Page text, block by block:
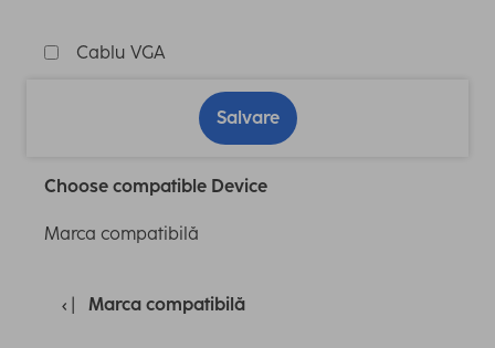
Cablu VGA
Salvare
Choose compatible Device
Marca compatibilă
Marca compatibilă